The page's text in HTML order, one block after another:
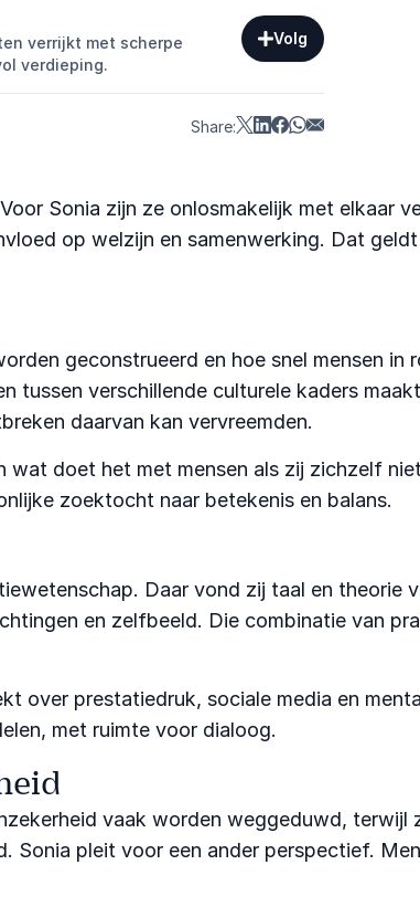
verrijkt met scherpe
verdieping.
Volg
Share:
Sonia zijn ze onlosmakelijk met elkaar
op welzijn en samenwerking. Dat
geconstrueerd en hoe snel mensen in
tussen verschillende culturele kaders
daarvan kan vervreemden.
doet het met mensen als zij zichzelf
zoektocht naar betekenis en balans.
Daar vond zij taal en theorie
en zelfbeeld. Die combinatie van
over prestatiedruk, sociale media en
met ruimte voor dialoog.
vaak worden weggeduwd, terwijl
Sonia pleit voor een ander perspectief.